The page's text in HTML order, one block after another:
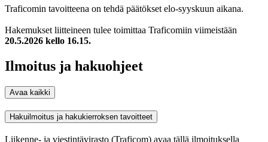
Traficomin tavoitteena on tehdä päätökset elo-syyskuun aikana.
Hakemukset liitteineen tulee toimittaa Traficomiin viimeistään
20.5.2026 kello 16.15.
Ilmoitus ja hakuohjeet
Avaa kaikki
Hakuilmoitus ja hakukierroksen tavoitteet
Liikenne- ja viestintävirasto (Traficom) avaa tällä ilmoituksella